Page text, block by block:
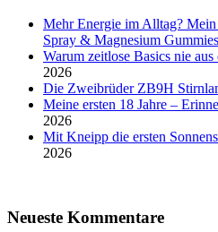
Mehr Energie im Alltag?
Spray & Magnesium Gummies
Warum zeitlose Basics nie
2026
Die Zweibrüder ZB9H
Meine ersten 18 Jahre –
2026
Mit Kneipp die ersten
2026
Neueste Kommentare